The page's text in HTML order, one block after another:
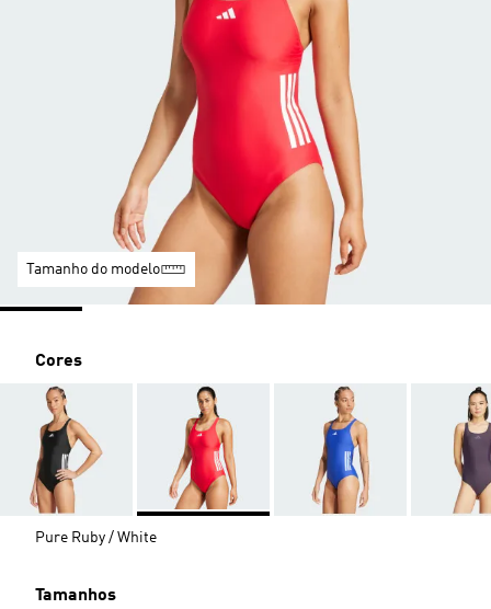
Tamanho do modelo
Cores
Pure Ruby / White
Tamanhos